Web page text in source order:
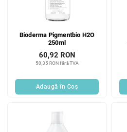
Bioderma Pigmentbio H2O
250ml
50,35 RON fără TVA
60,92 RON
Adaugă în Coş